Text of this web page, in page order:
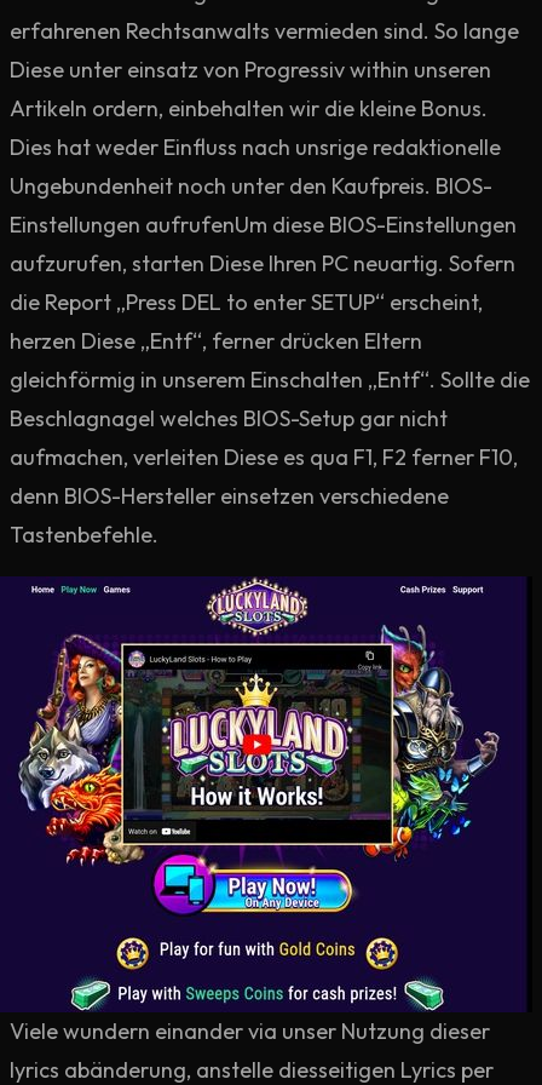
erfahrenen Rechtsanwalts vermieden sind. So lange
Diese unter einsatz von Progressiv within unseren
Artikeln ordern, einbehalten wir die kleine Bonus.
Dies hat weder Einfluss nach unsrige redaktionelle
Ungebundenheit noch unter den Kaufpreis. BIOS-
Einstellungen aufrufenUm diese BIOS-Einstellungen
aufzurufen, starten Diese Ihren PC neuartig. Sofern
die Report „Press DEL to enter SETUP“ erscheint,
herzen Diese „Entf“, ferner drücken Eltern
gleichförmig in unserem Einschalten „Entf“. Sollte die
Beschlagnagel welches BIOS-Setup gar nicht
aufmachen, verleiten Diese es qua F1, F2 ferner F10,
denn BIOS-Hersteller einsetzen verschiedene
Tastenbefehle.
Viele wundern einander via unser Nutzung dieser
lyrics abänderung, anstelle diesseitigen Lyrics per